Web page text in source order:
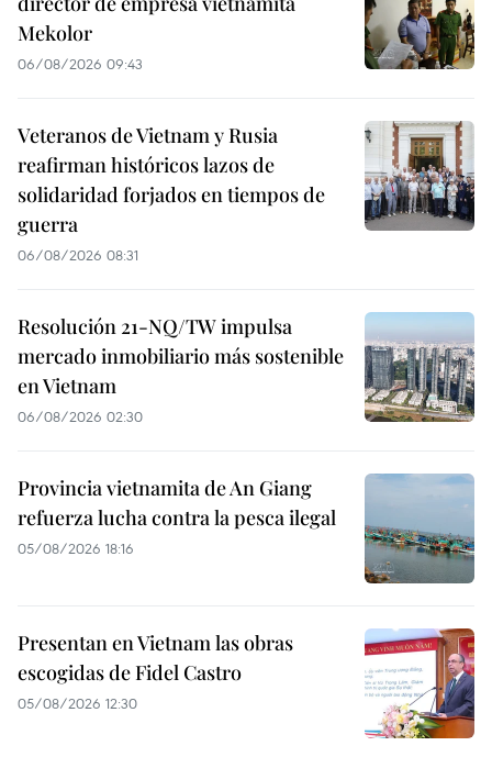
Mekolor
06/08/2026 09:43
Veteranos de Vietnam y Rusia
reafirman históricos lazos de
solidaridad forjados en tiempos de
guerra
06/08/2026 08:31
Resolución 21-NQ/TW impulsa
mercado inmobiliario más sostenible
en Vietnam
06/08/2026 02:30
Provincia vietnamita de An Giang
refuerza lucha contra la pesca ilegal
05/08/2026 18:16
Presentan en Vietnam las obras
escogidas de Fidel Castro
05/08/2026 12:30